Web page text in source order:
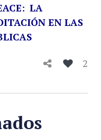
LA
EN LAS
2